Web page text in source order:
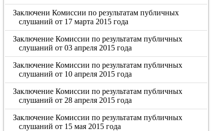
Заключени Комиссии по результатам публичных
слушаний от 17 марта 2015 года
Заключение Комиссии по результатам публичных
слушаний от 03 апреля 2015 года
Заключение Комиссии по результатам публичных
слушаний от 10 апреля 2015 года
Заключение Комиссии по результатам публичных
слушаний от 28 апреля 2015 года
Заключение Комиссии по результатам публичных
слушаний от 15 мая 2015 года